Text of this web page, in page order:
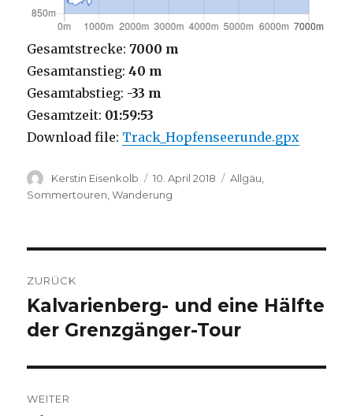
Gesamtstrecke: 7000 m
Gesamtanstieg: 40 m
Gesamtabstieg: -33 m
Gesamtzeit: 01:59:53
Download file: Track_Hopfenseerunde.gpx
Autor
Kerstin Eisenkolb
Veröffentlicht
am
10. April 2018 Kategorien
Allgäu
Sommertouren ,Wanderung
ZURÜCK
Vorheriger
Beitrag:
Kalvarienberg- und eine Hälfte
der Grenzgänger-Tour
WEITER